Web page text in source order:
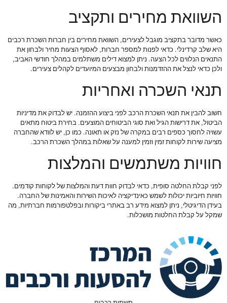
השוואת מחירים ותקציב
כאשר מדובר בתקציב מוגבל לצעירים, השוואת מחירים בין חברות השכרת רכבים
היא שלב קרדינלי. כדאי לפנות למספר חברות, לאסוף הצעות מחיר ולבחון את
התנאים הנלווים לכל הצעה. ניתן למצוא דילים משתלמים במהלך חודשי האביב,
ולכן כדאי לנצל את ההזדמנות ולבחון מבצעים המיועדים לקהלים צעירים.
תנאי השכרה ואחריות
חשוב להבין את תנאי השכרת הרכב לפני ביצוע ההזמנה. יש לבדוק את מדיניות
הביטול, את דרישות הגיל ואת סוגי הביטוחים המוצעים. בחירת ביטוח מתאים
עשויה לחסוך כספים רבים במקרה של נזק או תאונה. כמו כן, יש לוודא שהחברה
מציעה שירות לקוחות זמין וזמין למענה על שאלות במהלך השכרת הרכב.
חוויות משתמשים והמלצות
לפני קבלת החלטה סופית, כדאי לבדוק חוות דעת והמלצות של לקוחות קודמים.
חוויות חיוביות יכולות לשמש כאינדיקציה לאיכות השירות והאמינות של החברה.
בעידן הדיגיטלי, ניתן למצוא מידע רב באתרי ביקורות ובפלטפורמות חברתיות, מה
שמקל על קבלת החלטות מושכלות.